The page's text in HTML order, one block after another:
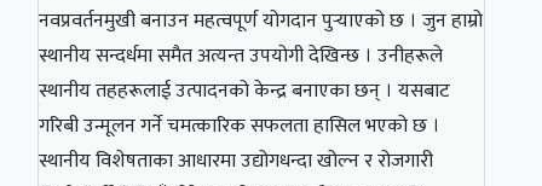
नवप्रवर्तनमुखी बनाउन महत्वपूर्ण योगदान पुर्याएको छ । जुन हाम्रो
स्थानीय सन्दर्धमा समैत अत्यन्त उपयोगी देखिन्छ । उनीहरूले
स्थानीय तहहरूलाई उत्पादनको केन्द्र बनाएका छन् । यसबाट
गरिबी उन्मूलन गर्ने चमत्कारिक सफलता हासिल भएको छ ।
स्थानीय विशेषताका आधारमा उद्योगधन्दा खोल्न र रोजगारी